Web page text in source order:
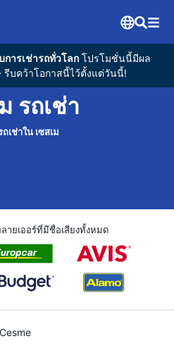
ารเช่ารถทั่วโลกโปรโมชั่นนี้มีผล
รีบคว้าโอกาสนี้ไว้ตั้งแต่วันนี้!
รถเช่า
เช่าใน เซสเม
ลายเออร์ที่มีชื่อเสียงทั้งหมด